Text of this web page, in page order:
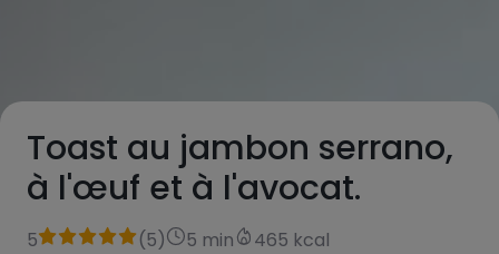
Toast au jambon serrano,
à l'œuf et à l'avocat.
5 (5) 5 min 465 kcal